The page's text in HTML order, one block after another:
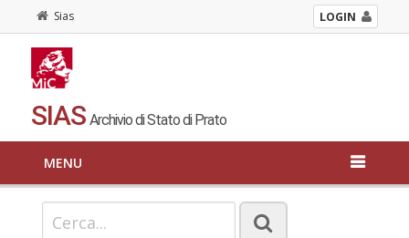
Sias LOGIN
SIAS Archivio di Stato di Prato
MENU